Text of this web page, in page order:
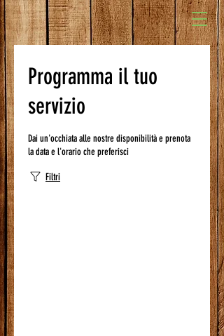
Programma il tuo
servizio
Dai un'occhiata alle nostre disponibilità e prenota
la data e l'orario che preferisci
Filtri